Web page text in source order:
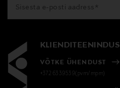
KLIENDITEENINDUS
VÕTKE ÜHENDUST
+372 6339539(pvm/mpm)